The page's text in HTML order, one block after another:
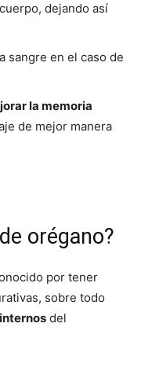
dejando así
sangre en el caso de
la memoria
de mejor manera
orégano?
por tener
sobre todo
del